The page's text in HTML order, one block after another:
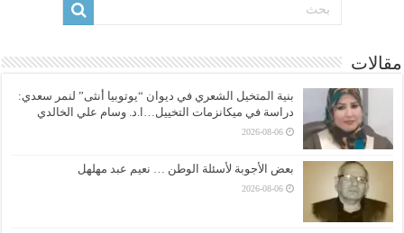
مقالات
بنية المتخيل الشعري في ديوان “يوتوبيا أنثى” لنمر سعدي:
دراسة في ميكانزمات التخييل…ا.د. وسام علي الخالدي
2026-08-06
بعض الأجوبة لأسئلة الوطن … نعيم عبد مهلهل
2026-08-06